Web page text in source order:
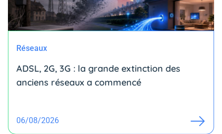
Réseaux
ADSL, 2G, 3G : la grande extinction des
anciens réseaux a commencé
06/08/2026